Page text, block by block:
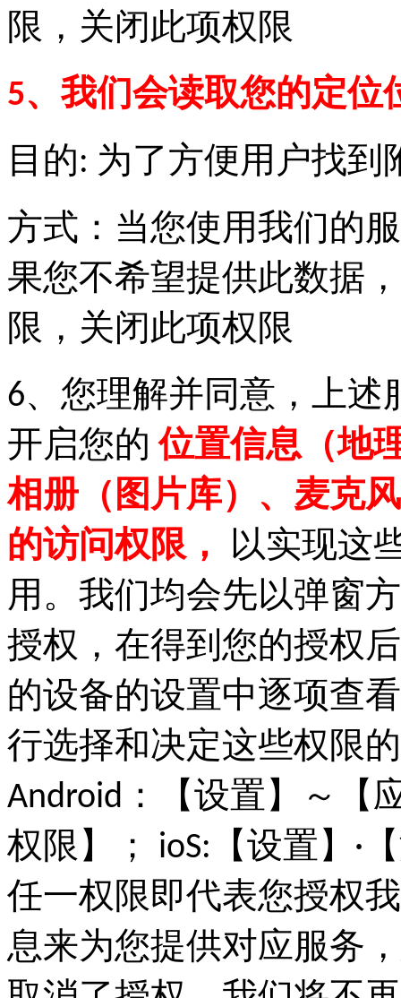
限，关闭此项权限
5、我们会读取您的定位
目的: 为了方便用户找
方式：当您使用我们的
果您不希望提供此数据
限，关闭此项权限
6、您理解并同意，上述
开启您的 位置信息（地
相册（图片库）、麦克
的访问权限，
以实现这
用。我们均会先以弹窗
授权，在得到您的授权
的设备的设置中逐项查
行选择和决定这些权限
Android：【设置】～【
权限】； ioS:【设置】·
任一权限即代表您授权
息来为您提供对应服务